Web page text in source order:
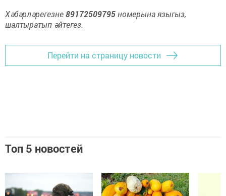
Хәбәрләрегезне89172509795номерына языгыз,
шалтыратып әйтегез.
Перейти на страницу новости
Топ 5 новостей